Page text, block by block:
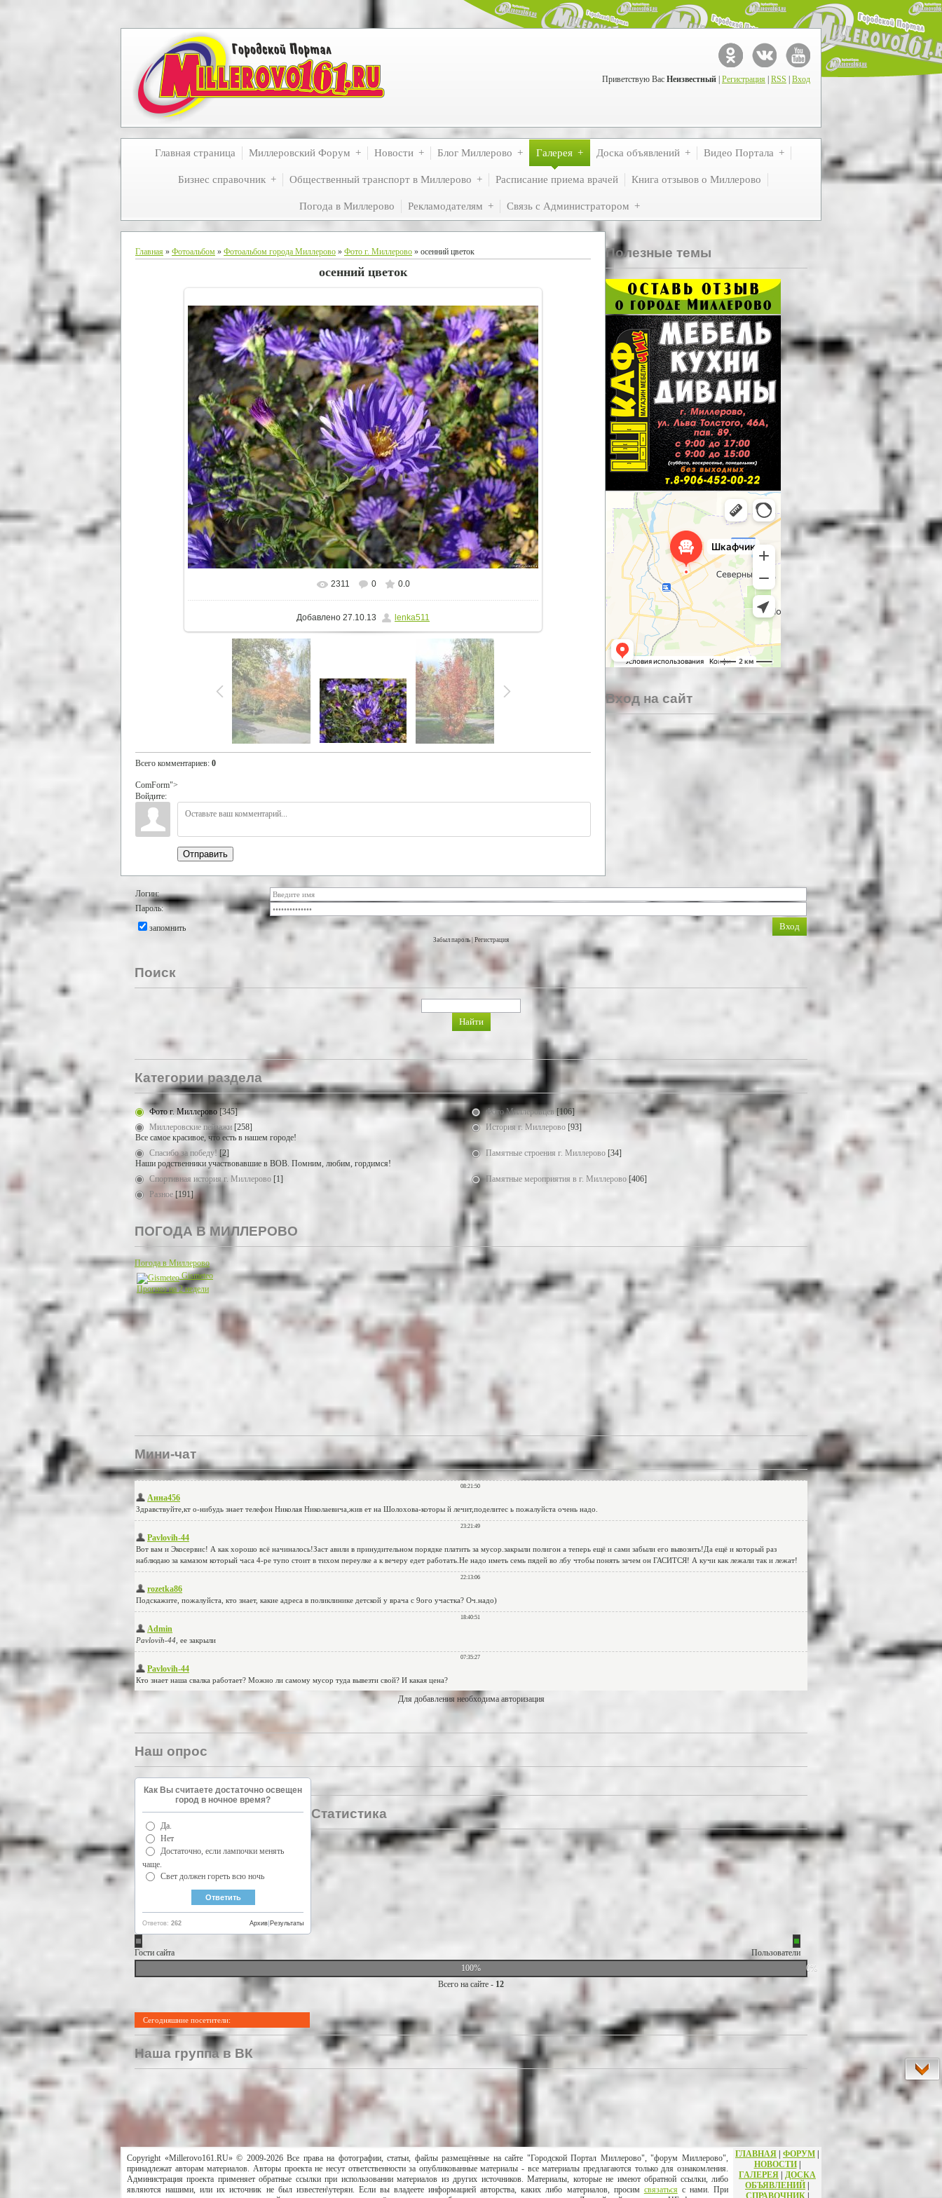
Приветствую Вас Неизвестный Регистрация RSS Вход
Главная страница Миллеровский Форум Новости Блог Миллерово Галерея Доска объявлений Видео Портала
Бизнес справочник Общественный транспорт в Миллерово Расписание приема врачей Книга отзывов о Миллерово
Погода в Миллерово Рекламодателям Связь с Администратором
Главная » Фотоальбом » Фотоальбом города Миллерово » Фото г. Миллерово » осенний цветок
осенний цветок
В реальном размере 1500x1125
2311 0 0.0
Добавлено 27.10.13 lenka511
Всего комментариев: 0
ComForm">
Войдите:
Отправить
Полезные темы
Вход на сайт
Логин:
Пароль:
запомнить
Забыл пароль Регистрация
Поиск
Категории раздела
Фото г. Миллерово [345] Фото Миллеровцев [106]
Миллеровские пейзажи [258]
Все самое красивое, что есть в нашем городе!
История г. Миллерово [93]
Спасибо за победу! [2]
Наши родственники участвовавшие в ВОВ. Помним, любим, гордимся!
Памятные строения г. Миллерово [34]
Спортивная история г. Миллерово [1] Памятные мероприятия в г. Миллерово [406]
Разное [191]
ПОГОДА В МИЛЛЕРОВО
Погода в Миллерово
Gismeteo
Прогноз на 2 недели
Мини-чат
Для добавления необходима авторизация
Наш опрос
Как Вы считаете достаточно освещен
город в ночное время?
Да.
Нет
Достаточно, если лампочки менять
чаще.
Свет должен гореть всю ночь
Ответов: 262 Результаты
Архив
Статистика
Гости сайта
Пользователи
100%
0%
Всего на сайте - 12
Сегодняшние посетители:
Наша группа в ВК
Copyright «Millerovo161.RU» © 2009-2026 Все права на фотографии, статьи, файлы размещённые на сайте "Городской Портал Миллерово", "форум Миллерово",
принадлежат авторам материалов. Авторы проекта не несут ответственности за опубликованные материалы - все материалы предлагаются только для ознакомления.
Администрация проекта применяет обратные ссылки при использовании материалов из других источников. Материалы, которые не имеют обратной ссылки, либо
являются нашими, или их источник не был известен\утерян. Если вы владеете информацией авторства, каких либо материалов, просим связатьсяс нами. При
ГЛАВНАЯ | ФОРУМ |
НОВОСТИ|
ГАЛЕРЕЯ | ДОСКА
ОБЪЯВЛЕНИЙ |
СПРАВОЧНИК|